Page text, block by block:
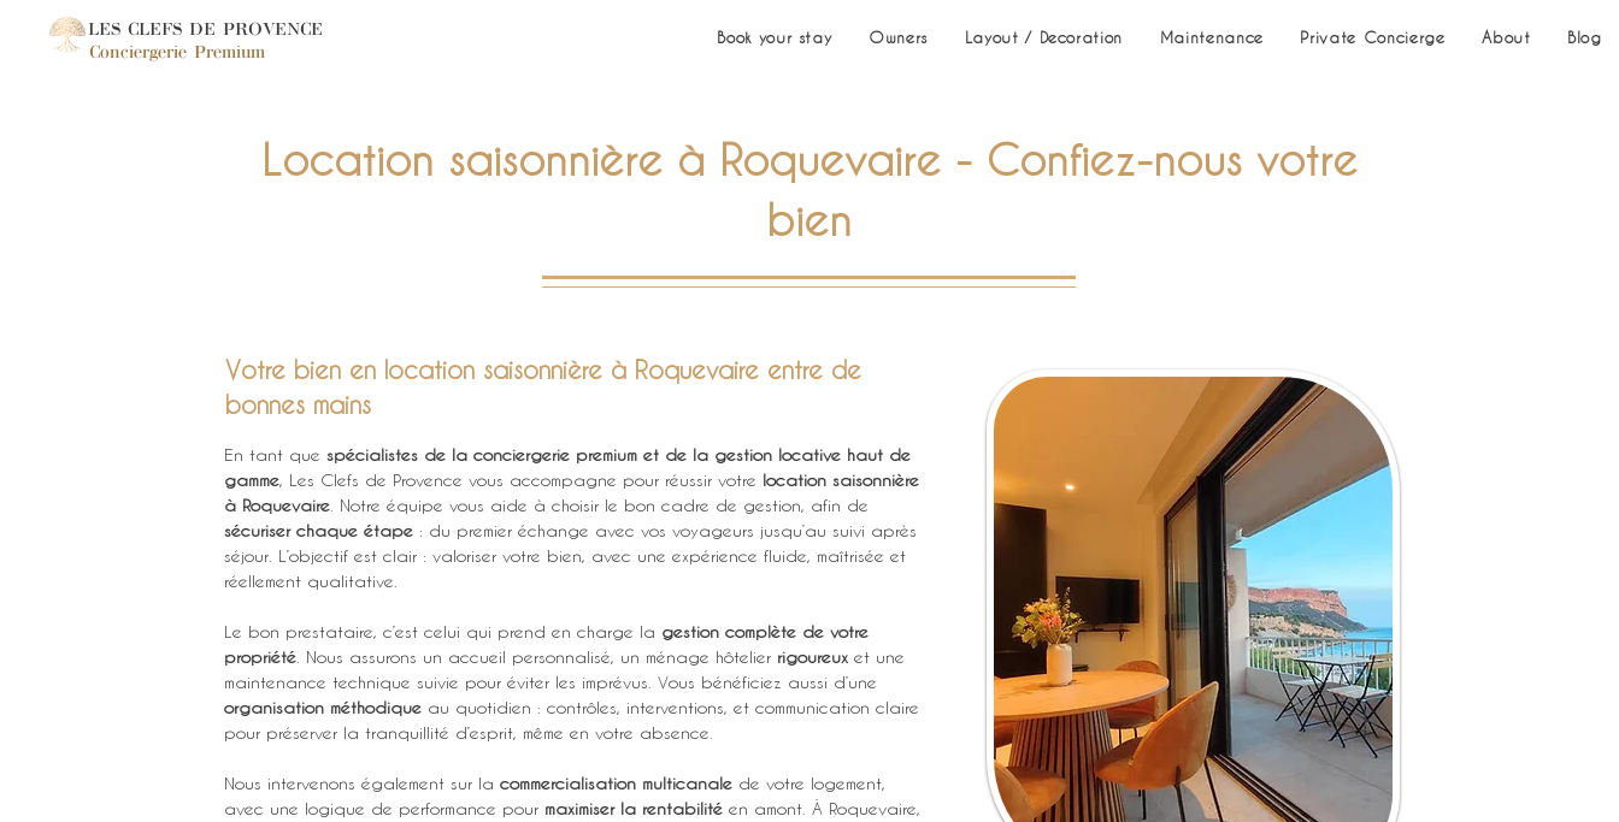
LES CLEFS DE PROVENCE
Conciergerie Premium
Book your stay Owners Layout / Decoration Maintenance Private Concierge About Blog
Location saisonnière à Roquevaire - Confiez-nous votre
bien
Votre bien en location saisonnière à Roquevaire entre de
bonnes mains
En tant que spécialistes de la conciergerie premium et de la gestion locative haut de
gamme, Les Clefs de Provence vous accompagne pour réussir votre location saisonnière
à Roquevaire . Notre équipe vous aide à choisir le bon cadre de gestion, afin de
sécuriser chaque étape : du premier échange avec vos voyageurs jusqu’au suivi après
séjour. L’objectif est clair : valoriser votre bien, avec une expérience fluide, maîtrisée et
réellement qualitative.
Le bon prestataire, c’est celui qui prend en charge la gestion complète de votre
propriété . Nous assurons un accueil personnalisé, un ménage hôtelier rigoureux et une
maintenance technique suivie pour éviter les imprévus. Vous bénéficiez aussi d’une
organisation méthodique au quotidien : contrôles, interventions, et communication claire
pour préserver la tranquillité d’esprit, même en votre absence.
Nous intervenons également sur la commercialisation multicanale de votre logement,
avec une logique de performance pour maximiser la rentabilité en amont. À Roquevaire,